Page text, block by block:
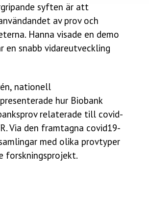
syften är att
av prov och
Hanna visade en demo
snabb vidareutveckling
nationell
hur Biobank
relaterade till covid-
Via den framtagna covid19-
med olika provtyper
forskningsprojekt.